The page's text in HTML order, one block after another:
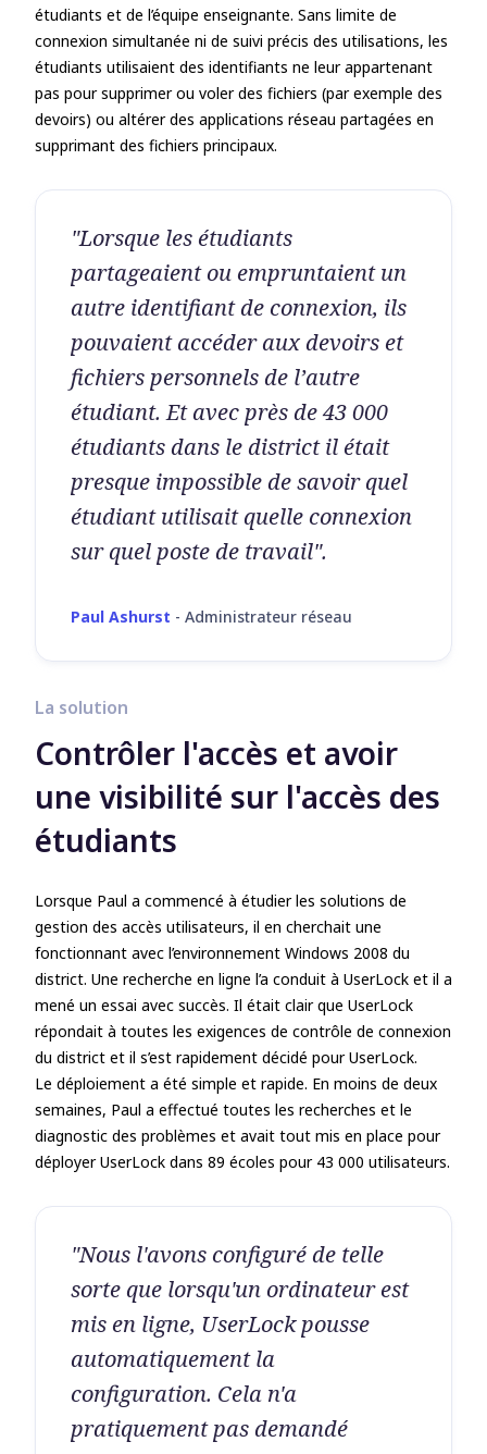
étudiants et de l’équipe enseignante. Sans limite de
connexion simultanée ni de suivi précis des utilisations, les
étudiants utilisaient des identifiants ne leur appartenant
pas pour supprimer ou voler des fichiers (par exemple des
devoirs) ou altérer des applications réseau partagées en
supprimant des fichiers principaux.
"Lorsque les étudiants
partageaient ou empruntaient un
autre identifiant de connexion, ils
pouvaient accéder aux devoirs et
fichiers personnels de l’autre
étudiant. Et avec près de 43 000
étudiants dans le district il était
presque impossible de savoir quel
étudiant utilisait quelle connexion
sur quel poste de travail".
Paul Ashurst - Administrateur réseau
La solution
Contrôler l'accès et avoir
une visibilité sur l'accès des
étudiants
Lorsque Paul a commencé à étudier les solutions de
gestion des accès utilisateurs, il en cherchait une
fonctionnant avec l’environnement Windows 2008 du
district. Une recherche en ligne l’a conduit à UserLock et il a
mené un essai avec succès. Il était clair que UserLock
répondait à toutes les exigences de contrôle de connexion
du district et il s’est rapidement décidé pour UserLock.
Le déploiement a été simple et rapide. En moins de deux
semaines, Paul a effectué toutes les recherches et le
diagnostic des problèmes et avait tout mis en place pour
déployer UserLock dans 89 écoles pour 43 000 utilisateurs.
"Nous l'avons configuré de telle
sorte que lorsqu'un ordinateur est
mis en ligne, UserLock pousse
automatiquement la
configuration. Cela n'a
pratiquement pas demandé